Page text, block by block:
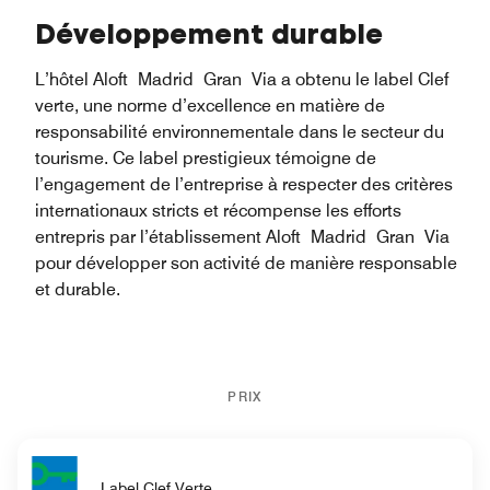
Développement durable
L’hôtel Aloft Madrid Gran Via a obtenu le label Clef
verte, une norme d’excellence en matière de
responsabilité environnementale dans le secteur du
tourisme. Ce label prestigieux témoigne de
l’engagement de l’entreprise à respecter des critères
internationaux stricts et récompense les efforts
entrepris par l’établissement Aloft Madrid Gran Via
pour développer son activité de manière responsable
et durable.
PRIX